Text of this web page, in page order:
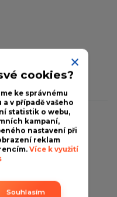
cookies?
ke správnému
v případě vašeho
statistik o webu,
kampaní,
nastavení při
reklam
Více k využití
Souhlasím